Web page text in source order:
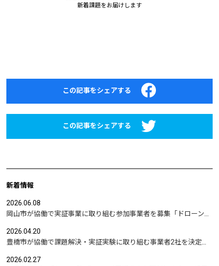
新着課題をお届けします
この記事をシェアする
この記事をシェアする
新着情報
2026.06.08
岡山市が協働で実証事業に取り組む参加事業者を募集「ドローンを活用した沿岸部への避難情報伝達の検証」など
2026.04.20
豊橋市が協働で課題解決・実証実験に取り組む事業者2社を決定｜実証テーマは「地域包括支援センターの業務マニュアル整備」と「給食注文管理のシステム化」
2026.02.27